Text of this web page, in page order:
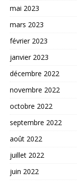
mai 2023
mars 2023
février 2023
janvier 2023
décembre 2022
novembre 2022
octobre 2022
septembre 2022
août 2022
juillet 2022
juin 2022